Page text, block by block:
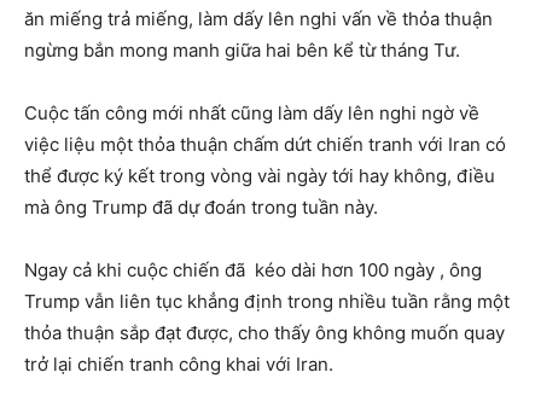
ăn miếng trả miếng, làm dấy lên nghi vấn về thỏa thuận
ngừng bắn mong manh giữa hai bên kể từ tháng Tư.
Cuộc tấn công mới nhất cũng làm dấy lên nghi ngờ về
việc liệu một thỏa thuận chấm dứt chiến tranh với Iran có
thể được ký kết trong vòng vài ngày tới hay không, điều
mà ông Trump đã dự đoán trong tuần này.
Ngay cả khi cuộc chiến đã kéo dài hơn 100 ngày , ông
Trump vẫn liên tục khẳng định trong nhiều tuần rằng một
thỏa thuận sắp đạt được, cho thấy ông không muốn quay
trở lại chiến tranh công khai với Iran.